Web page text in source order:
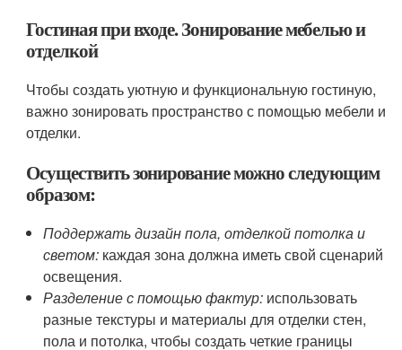
Гостиная при входе. Зонирование мебелью и
отделкой
Чтобы создать уютную и функциональную гостиную,
важно зонировать пространство с помощью мебели и
отделки.
Осуществить зонирование можно следующим
образом:
Поддержать дизайн пола, отделкой потолка и
светом: каждая зона должна иметь свой сценарий
освещения.
Разделение с помощью фактур: использовать
разные текстуры и материалы для отделки стен,
пола и потолка, чтобы создать четкие границы